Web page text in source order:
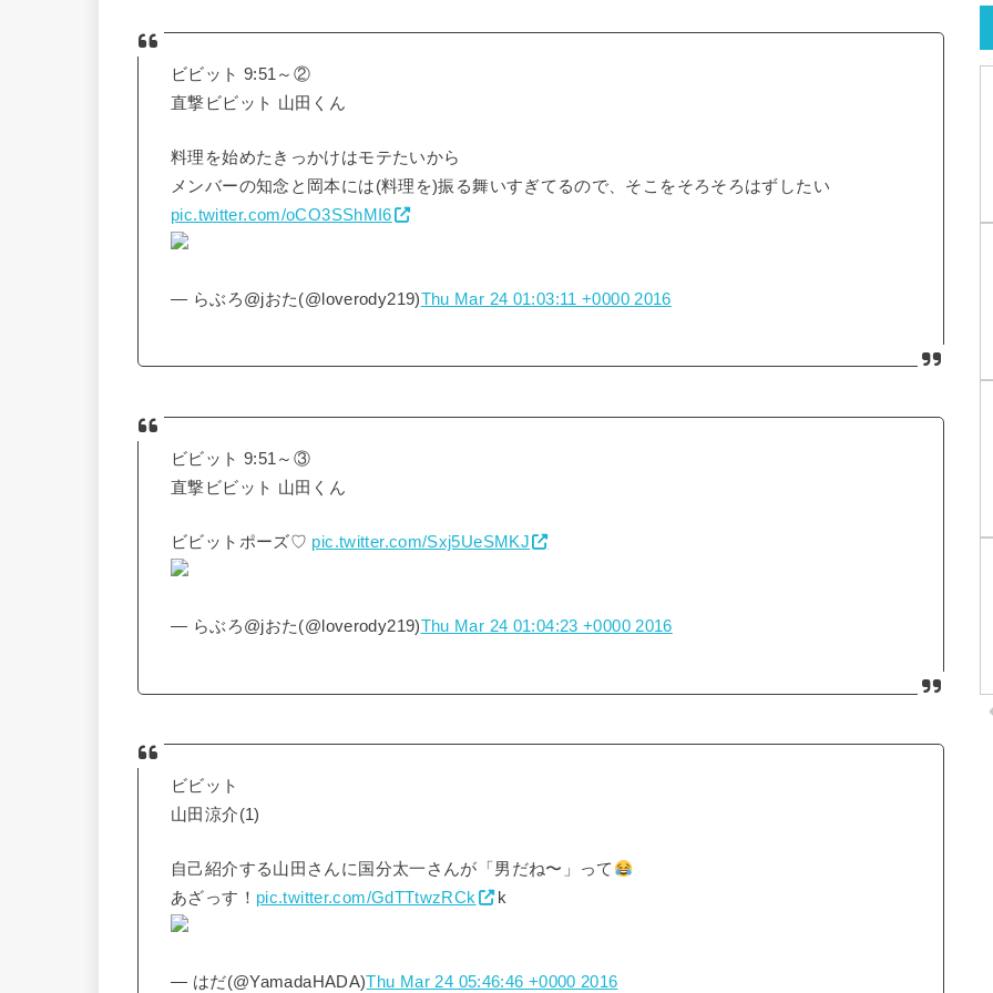
ビビット 9:51～②
直撃ビビット 山田くん
料理を始めたきっかけはモテたいから
メンバーの知念と岡本には(料理を)振る舞いすぎてるので、そこをそろそろはずしたい
pic.twitter.com/oCO3SShMI6
— らぶろ@jおた(@loverody219)Thu Mar 24 01:03:11 +0000 2016
ビビット 9:51～③
直撃ビビット 山田くん
ビビットポーズ♡ pic.twitter.com/Sxj5UeSMKJ
— らぶろ@jおた(@loverody219)Thu Mar 24 01:04:23 +0000 2016
ビビット
山田涼介(1)
自己紹介する山田さんに国分太一さんが「男だね〜」って
あざっす！ pic.twitter.com/GdTTtwzRCk k
— はだ(@YamadaHADA)Thu Mar 24 05:46:46 +0000 2016